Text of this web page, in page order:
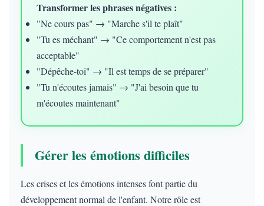
Transformer les phrases négatives :
"Ne cours pas" → "Marche s'il te plaît"
"Tu es méchant" → "Ce comportement n'est pas
acceptable"
"Dépêche-toi" → "Il est temps de se préparer"
"Tu n'écoutes jamais" → "J'ai besoin que tu
m'écoutes maintenant"
Gérer les émotions difficiles
Les crises et les émotions intenses font partie du
développement normal de l'enfant. Notre rôle est